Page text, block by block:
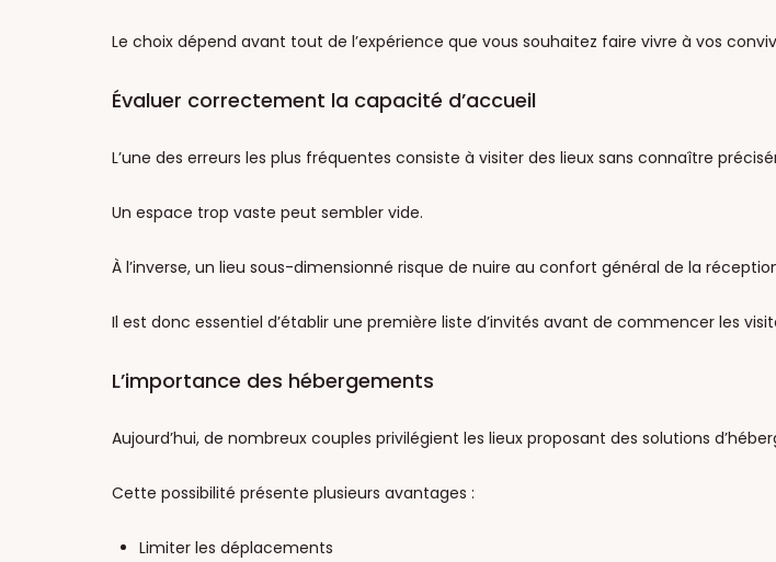
Le choix dépend avant tout de l’expérience que vous souhaitez faire vivre à vos
Évaluer correctement la capacité d’accueil
L’une des erreurs les plus fréquentes consiste à visiter des lieux sans connaître
Un espace trop vaste peut sembler vide.
À l’inverse, un lieu sous-dimensionné risque de nuire au confort général de la
Il est donc essentiel d’établir une première liste d’invités avant de commencer les
L’importance des hébergements
Aujourd’hui, de nombreux couples privilégient les lieux proposant des solutions
Cette possibilité présente plusieurs avantages :
Limiter les déplacements